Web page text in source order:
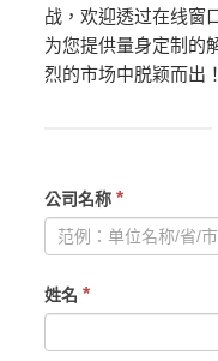
战，欢迎透过在线窗
为您提供量身定制的
烈的市场中脱颖而出！
If
you
are
leave
公司名称*
姓名*